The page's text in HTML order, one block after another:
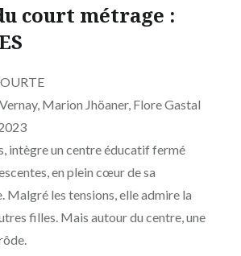
court métrage :
Marion Jhöaner, Flore Gastal
intègre un centre éducatif fermé
en plein cœur de sa
Malgré les tensions, elle admire la
filles. Mais autour du centre, une